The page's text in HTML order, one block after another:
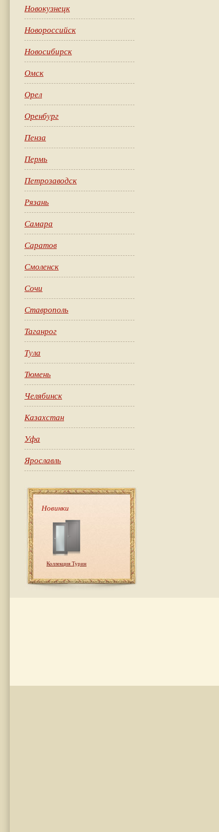
Новокузнецк
Новороссийск
Новосибирск
Омск
Орел
Оренбург
Пенза
Пермь
Петрозаводск
Рязань
Самара
Саратов
Смоленск
Сочи
Ставрополь
Таганрог
Тула
Тюмень
Челябинск
Казахстан
Уфа
Ярославль
Новинки
Коллекция Турин